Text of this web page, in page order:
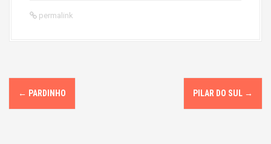
permalink
P
o
← PARDINHO PILAR DO SUL →